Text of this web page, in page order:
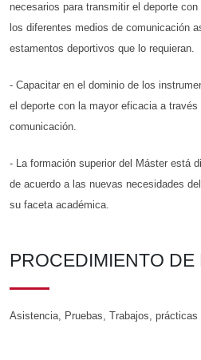
necesarios para transmitir el deporte
los diferentes medios de comunicación
estamentos deportivos que lo requieran.
- Capacitar en el dominio de los
el deporte con la mayor eficacia a
comunicación.
- La formación superior del Máster está
de acuerdo a las nuevas necesidades
su faceta académica.
PROCEDIMIENTO DE
Asistencia, Pruebas, Trabajos, prácticas